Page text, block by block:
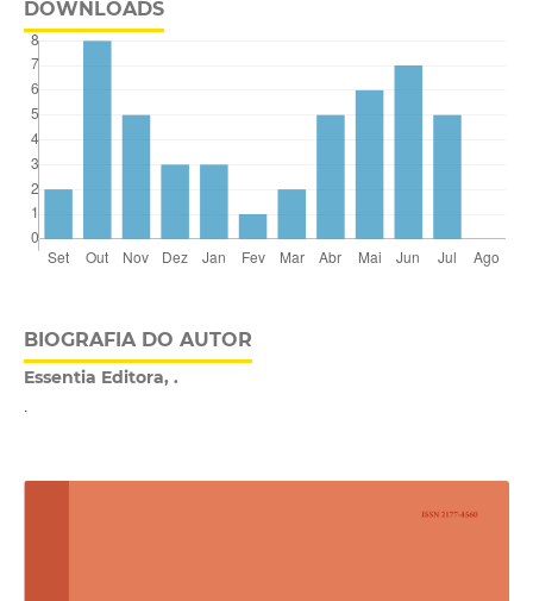
DOWNLOADS
BIOGRAFIA DO AUTOR
Essentia Editora, .
.